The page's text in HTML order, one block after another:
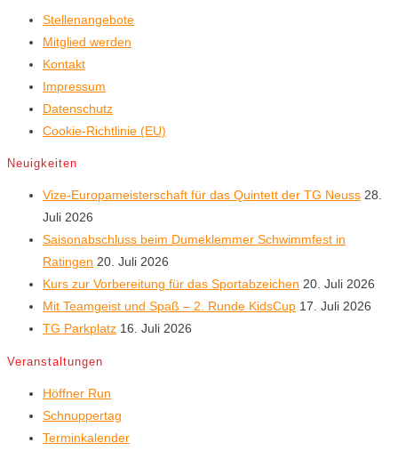
Stellenangebote
Mitglied werden
Kontakt
Impressum
Datenschutz
Cookie-Richtlinie (EU)
Neuigkeiten
Vize-Europameisterschaft für das Quintett der TG Neuss 28.
Juli 2026
Saisonabschluss beim Dumeklemmer Schwimmfest in
Ratingen 20. Juli 2026
Kurs zur Vorbereitung für das Sportabzeichen 20. Juli 2026
Mit Teamgeist und Spaß – 2. Runde KidsCup 17. Juli 2026
TG Parkplatz 16. Juli 2026
Veranstaltungen
Höffner Run
Schnuppertag
Terminkalender